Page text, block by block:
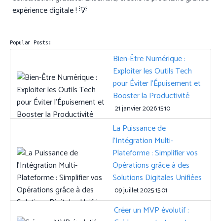
expérience digitale ! 💡
Popular Posts:
Bien-Être Numérique :
Exploiter les Outils Tech
pour Éviter l’Épuisement et
Booster la Productivité
21 janvier 2026 15:10
La Puissance de
l’Intégration Multi-
Plateforme : Simplifier vos
Opérations grâce à des
Solutions Digitales Unifiées
09 juillet 2025 15:01
Créer un MVP évolutif :